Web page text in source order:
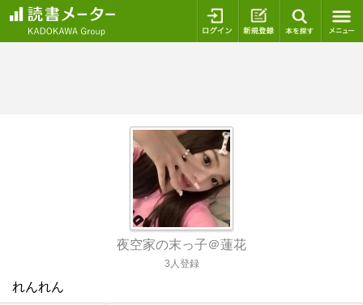
ログイン 新規登録
夜空家の末っ子＠蓮花
3人登録
れんれん